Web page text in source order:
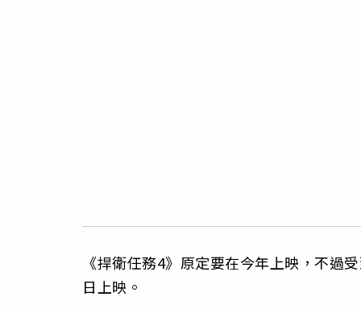
《捍衛任務4》原定要在今年上映，不過
日上映。